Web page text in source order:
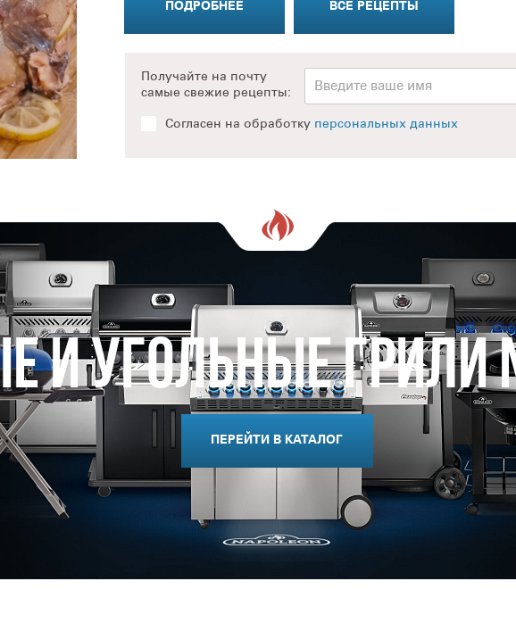
ПОДРОБНЕЕ ВСЕ РЕЦЕПТЫ
Получайте на почту
самые свежие рецепты:
Согласен на обработку персональных данных
и Угольные Грили
ПЕРЕЙТИ В КАТАЛОГ